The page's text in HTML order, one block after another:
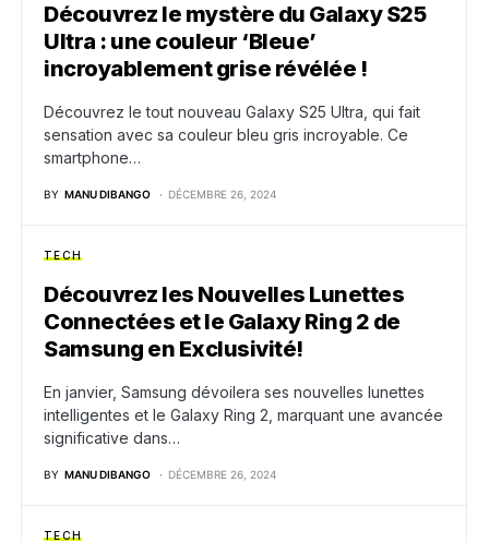
Découvrez le mystère du Galaxy S25
Ultra : une couleur ‘Bleue’
incroyablement grise révélée !
Découvrez le tout nouveau Galaxy S25 Ultra, qui fait
sensation avec sa couleur bleu gris incroyable. Ce
smartphone…
BY MANU DIBANGO DÉCEMBRE 26, 2024
TECH
Découvrez les Nouvelles Lunettes
Connectées et le Galaxy Ring 2 de
Samsung en Exclusivité!
En janvier, Samsung dévoilera ses nouvelles lunettes
intelligentes et le Galaxy Ring 2, marquant une avancée
significative dans…
BY MANU DIBANGO DÉCEMBRE 26, 2024
TECH